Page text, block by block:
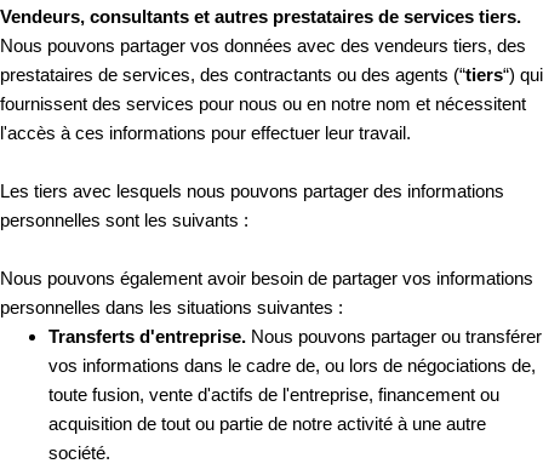
Vendeurs, consultants et autres prestataires de services tiers.
Nous pouvons partager vos données avec des vendeurs tiers, des
prestataires de services, des contractants ou des agents (“tiers“) qui
fournissent des services pour nous ou en notre nom et nécessitent
l'accès à ces informations pour effectuer leur travail.
Les tiers avec lesquels nous pouvons partager des informations
personnelles sont les suivants :
Nous pouvons également avoir besoin de partager vos informations
personnelles dans les situations suivantes :
Transferts d'entreprise. Nous pouvons partager ou transférer
vos informations dans le cadre de, ou lors de négociations de,
toute fusion, vente d'actifs de l'entreprise, financement ou
acquisition de tout ou partie de notre activité à une autre
société.